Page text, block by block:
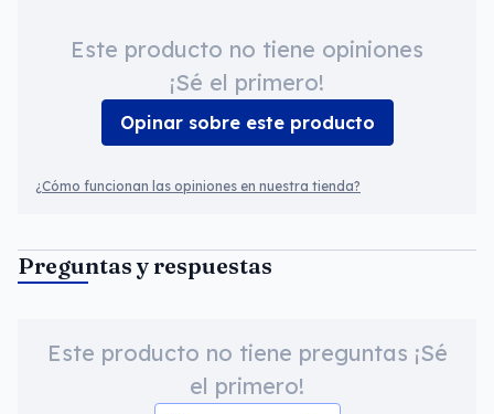
Este producto no tiene opiniones
¡Sé el primero!
Opinar sobre este producto
¿Cómo funcionan las opiniones en nuestra tienda?
Preguntas y respuestas
Este producto no tiene preguntas ¡Sé
el primero!